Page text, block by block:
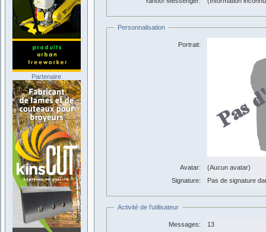
Personnalisation
Portrait:
Avatar:
(Aucun avatar)
Signature:
Pas de signature
Activité de l'utilisateur
Messages:
13
Partenaire